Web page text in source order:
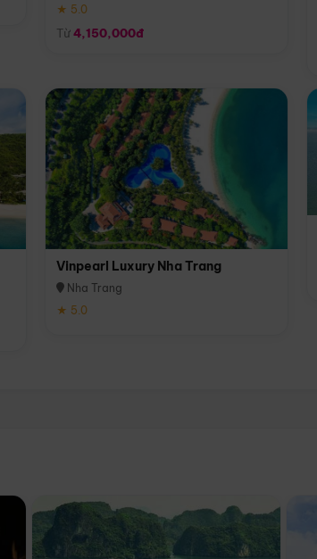
★ 5.0
Từ4,150,000đ
Vinpearl Luxury Nha Trang
Nha Trang
★ 5.0